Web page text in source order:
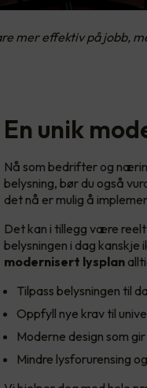
mer effektiv på jobb,
En unik
Nå som bedrifter og
belysning, bør du også
det nå er mulig å
Det kan i tillegg være
belysningen i dag
modernisert lysplan
Tilpass belysningen til
Oppfyll nye krav til
Moderne design som
Mindre lysforurensing